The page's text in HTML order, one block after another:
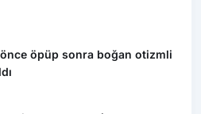
öpüp sonra boğan otizmli